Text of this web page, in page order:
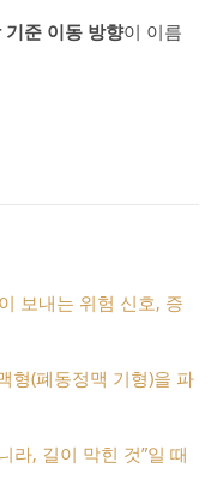
기준 이동 방향이 이름
보내는 위험 신호, 증
형(폐동정맥 기형)을 파
라, 길이 막힌 것”일 때